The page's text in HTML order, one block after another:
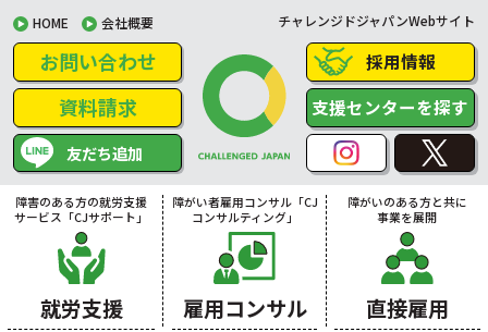
HOME 会社概要 チャレンジドジャパンWebサイト
お問い合わせ
資料請求
友だち追加
採用情報
支援センターを探す
障害のある方の就労支援
サービス「CJサポート」
就労支援
障がい者雇用コンサル「CJ
コンサルティング」
雇用コンサル
障がいのある方と共に
事業を展開
直接雇用